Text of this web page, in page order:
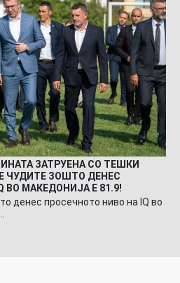
ЗАТРУЕНА СО ТЕШКИ
ЧУДИТЕ ЗОШТО ДЕНЕС
ВО МАКЕДОНИЈА Е 81.9!
денес просечното ниво на IQ во